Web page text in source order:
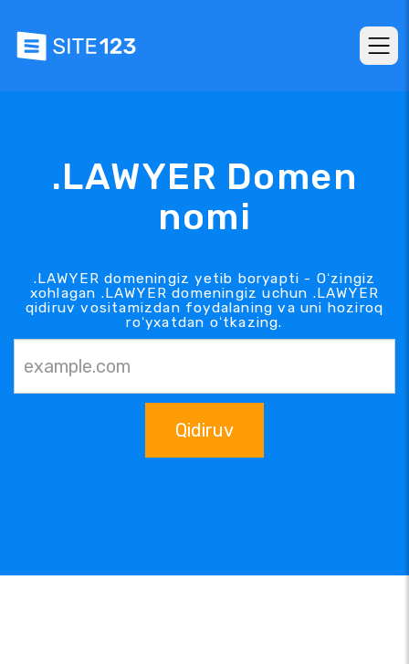
.LAWYER Domen
nomi
.LAWYER domeningiz yetib boryapti - Oʻzingiz
xohlagan .LAWYER domeningiz uchun .LAWYER
qidiruv vositamizdan foydalaning va uni hoziroq
roʻyxatdan oʻtkazing.
Qidiruv